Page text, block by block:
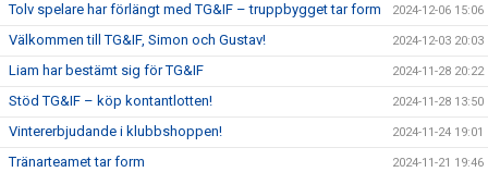
Tolv spelare har förlängt med TG&IF – truppbygget tar form 2024-12-06 15:06
Välkommen till TG&IF, Simon och Gustav! 2024-12-03 20:03
Liam har bestämt sig för TG&IF 2024-11-28 20:22
Stöd TG&IF – köp kontantlotten! 2024-11-28 13:50
Vintererbjudande i klubbshoppen! 2024-11-24 19:01
Tränarteamet tar form 2024-11-21 19:46